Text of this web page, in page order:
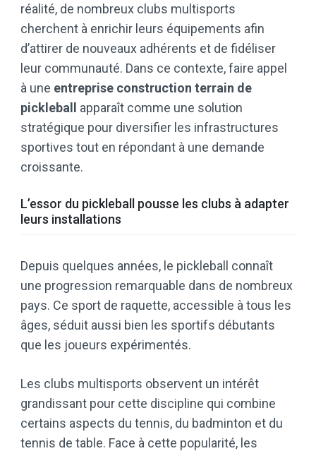
réalité, de nombreux clubs multisports
cherchent à enrichir leurs équipements afin
d’attirer de nouveaux adhérents et de fidéliser
leur communauté. Dans ce contexte, faire appel
à une entreprise construction terrain de
pickleball
apparaît comme une solution
stratégique pour diversifier les infrastructures
sportives tout en répondant à une demande
croissante.
L’essor du pickleball pousse les clubs à adapter
leurs installations
Depuis quelques années, le pickleball connaît
une progression remarquable dans de nombreux
pays. Ce sport de raquette, accessible à tous les
âges, séduit aussi bien les sportifs débutants
que les joueurs expérimentés.
Les clubs multisports observent un intérêt
grandissant pour cette discipline qui combine
certains aspects du tennis, du badminton et du
tennis de table. Face à cette popularité, les